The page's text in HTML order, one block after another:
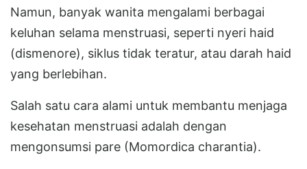
Namun, banyak wanita mengalami berbagai
keluhan selama menstruasi, seperti nyeri haid
(dismenore), siklus tidak teratur, atau darah haid
yang berlebihan.
Salah satu cara alami untuk membantu menjaga
kesehatan menstruasi adalah dengan
mengonsumsi pare (Momordica charantia).